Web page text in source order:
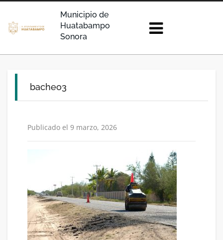
Municipio de
Huatabampo
Sonora
bacheo3
Publicado el 9 marzo, 2026